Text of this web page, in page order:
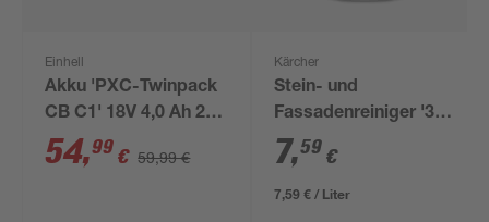
Einhell
Akku 'PXC-Twinpack
CB C1' 18V 4,0 Ah 2
Stück
54,99 € 59,99 €
Kärcher
Stein- und
Fassadenreiniger '3-
in-1' RM 611 1 l
7,59 €
7,59 € / Liter